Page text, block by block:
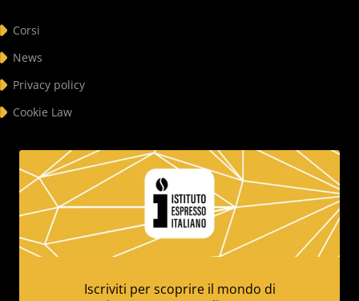
Corsi
News
Privacy policy
Cookie Law
Iscriviti per scoprire il mondo di